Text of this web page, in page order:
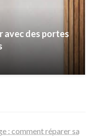
avec des portes
: comment réparer sa